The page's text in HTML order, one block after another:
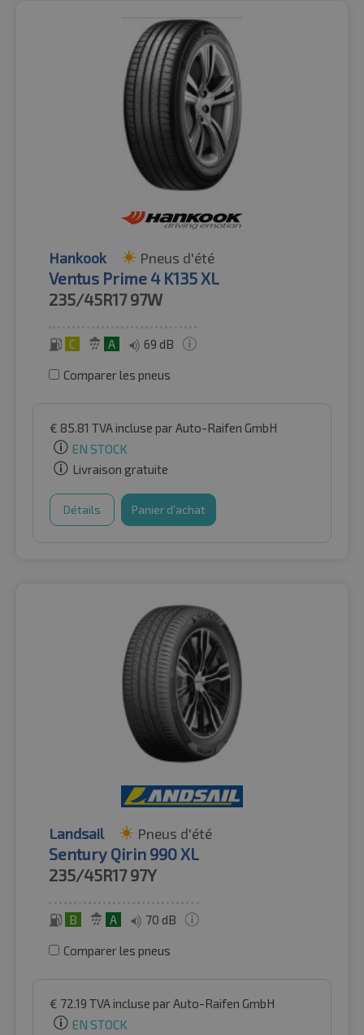
Hankook Pneus d'été
Ventus Prime 4 K135 XL
235/45R17 97W
C A 69 dB
Comparer les pneus
€ 85.81 TVA incluse par Auto-Raifen GmbH
EN STOCK
Livraison gratuite
Détails Panier d'achat
Landsail Pneus d'été
Sentury Qirin 990 XL
235/45R17 97Y
B A 70 dB
Comparer les pneus
€ 72.19 TVA incluse par Auto-Raifen GmbH
EN STOCK